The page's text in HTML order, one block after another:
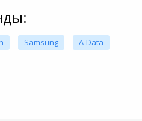
Samsung
A-Data